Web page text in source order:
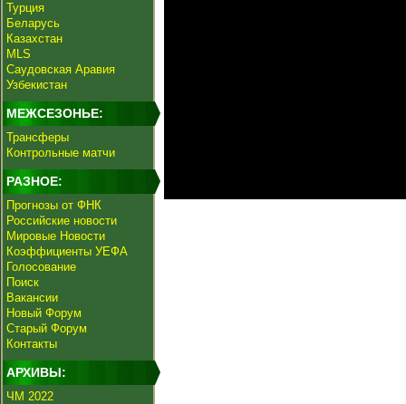
Турция
Беларусь
Казахстан
MLS
Саудовская Аравия
Узбекистан
МЕЖСЕЗОНЬЕ:
Трансферы
Контрольные матчи
РАЗНОЕ:
Прогнозы от ФНК
Российские новости
Мировые Новости
Коэффициенты УЕФА
Голосование
Поиск
Вакансии
Новый Форум
Старый Форум
Контакты
АРХИВЫ:
ЧМ 2022